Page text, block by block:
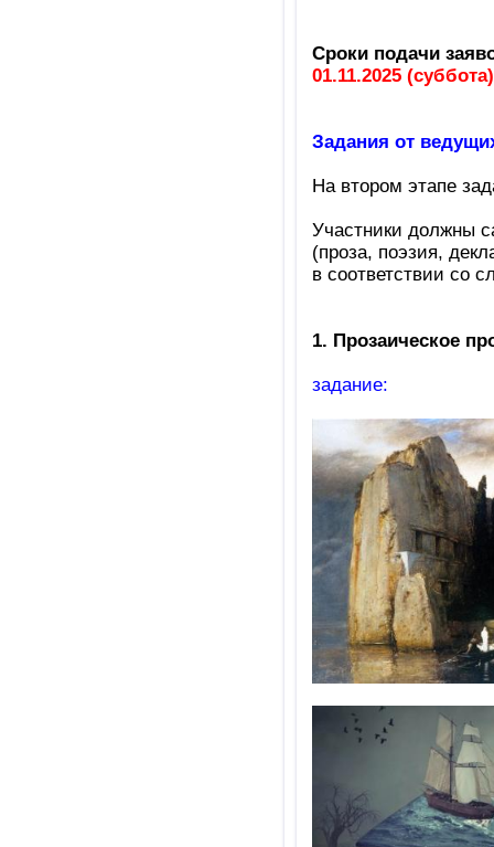
Сроки подачи
01.11.2025 (суббота)
Задания от
На втором этапе
Участники должны
(проза, поэзия,
в соответствии со
1. Прозаическое
задание: